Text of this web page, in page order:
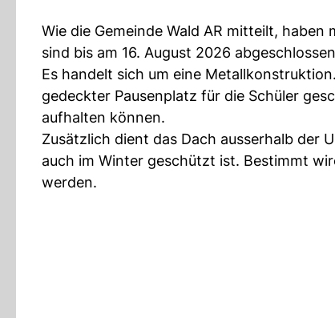
Wie die Gemeinde Wald AR mitteilt,
sind bis am 16. August 2026
Es handelt sich um eine
gedeckter Pausenplatz für die Schüler
aufhalten können.
Zusätzlich dient das Dach ausserhalb der
auch im Winter geschützt ist. Bestimmt
werden.